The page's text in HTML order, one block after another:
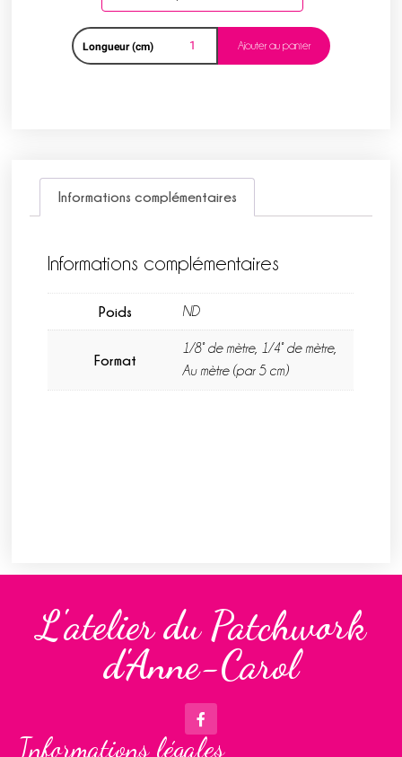
Longueur (cm) Ajouter au panier
Informations complémentaires
Informations complémentaires
Poids ND
Format
1/8° de mètre, 1/4° de mètre,
Au mètre (par 5 cm)
L'atelier du Patchwork
d'Anne-Carol
Informations légales